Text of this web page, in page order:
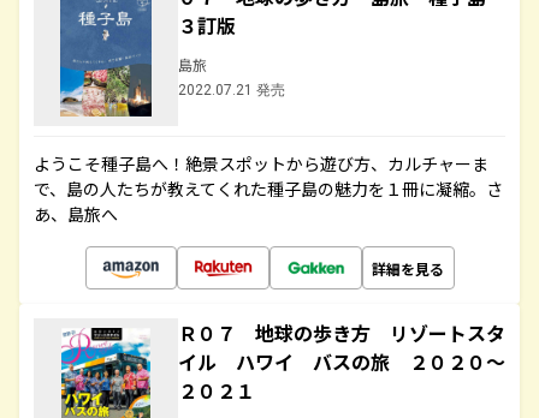
３訂版
島旅
2022.07.21 発売
ようこそ種子島へ！絶景スポットから遊び方、カルチャーま
で、島の人たちが教えてくれた種子島の魅力を１冊に凝縮。さ
あ、島旅へ
詳細を見る
Ｒ０７ 地球の歩き方 リゾートスタ
イル ハワイ バスの旅 ２０２０～
２０２１